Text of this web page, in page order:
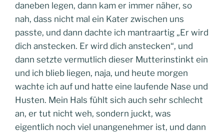
daneben legen, dann kam er immer näher, so
nah, dass nicht mal ein Kater zwischen uns
passte, und dann dachte ich mantraartig „Er wird
dich anstecken. Er wird dich anstecken“, und
dann setzte vermutlich dieser Mutterinstinkt ein
und ich blieb liegen, naja, und heute morgen
wachte ich auf und hatte eine laufende Nase und
Husten. Mein Hals fühlt sich auch sehr schlecht
an, er tut nicht weh, sondern juckt, was
eigentlich noch viel unangenehmer ist, und dann